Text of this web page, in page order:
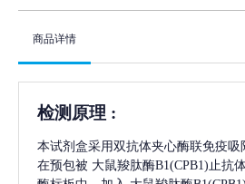
商品详情
检测原理 :
本试剂盒采用双抗体夹心酶联免疫吸
在预包被 大鼠羧肽酶B1(CPB1) 止抗